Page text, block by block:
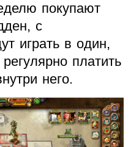
покупают
с
играть в один,
платить
него.